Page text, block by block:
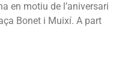
en motiu de l’aniversari
Bonet i Muixí. A part